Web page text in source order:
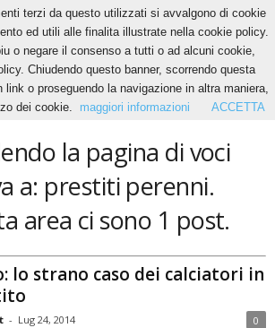
la pagina di voci
a: prestiti perenni.
area ci sono 1 post.
lo strano caso dei calciatori in
- Lug 24, 2014 0
terzi da questo utilizzati si avvalgono di cookie
ed utili alle finalita illustrate nella cookie policy.
o negare il consenso a tutti o ad alcuni cookie,
Chiudendo questo banner, scorrendo questa
link o proseguendo la navigazione in altra maniera,
dei cookie.
maggiori informazioni ACCETTA